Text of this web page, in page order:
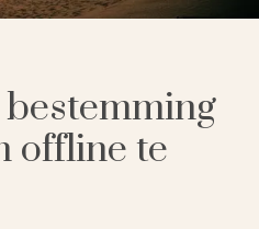
offline te